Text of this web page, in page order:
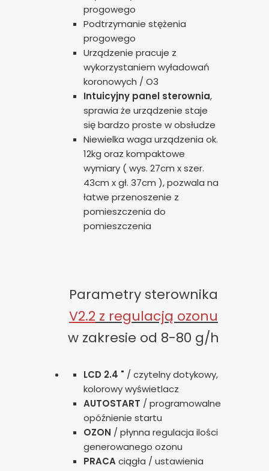
progowego
Podtrzymanie stężenia
progowego
Urządzenie pracuje z
wykorzystaniem wyładowań
koronowych / O3
Intuicyjny panel sterownia,
sprawia że urządzenie staje
się bardzo proste w obsłudze
Niewielka waga urządzenia ok.
12kg oraz kompaktowe
wymiary ( wys. 27cm x szer.
43cm x gł. 37cm ), pozwala na
łatwe przenoszenie z
pomieszczenia do
pomieszczenia
Parametry sterownika
V2.2 z regulacją ozonu
w zakresie od 8-80 g/h
LCD 2.4 " / czytelny dotykowy,
kolorowy wyświetlacz
AUTOSTART / programowalne
opóźnienie startu
OZON / płynna regulacja ilości
generowanego ozonu
PRACAciągła / ustawienia